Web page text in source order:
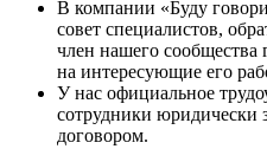
В компании «Буду
совет специалистов,
член нашего сообщества
на интересующие его
У нас официальное
сотрудники
договором.